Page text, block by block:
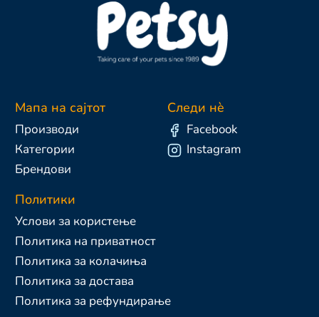
Мапа на сајтот
Производи
Категории
Брендови
Политики
Услови за користење
Политика на приватност
Политика за колачиња
Политика за достава
Политика за рефундирање
Следи нè
Facebook
Instagram